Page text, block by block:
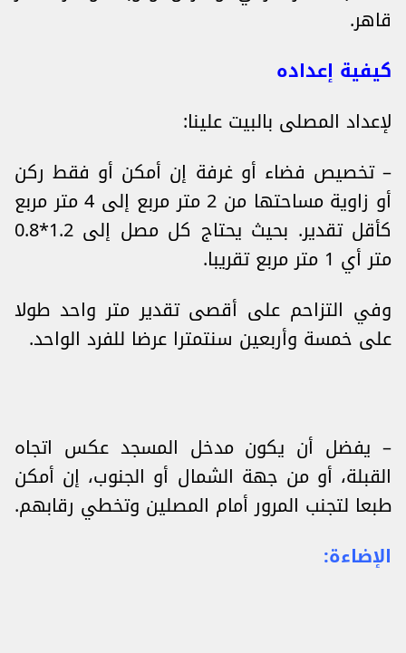
قاهر.
كيفية إعداده
لإعداد المصلى بالبيت علينا:
– تخصيص فضاء أو غرفة إن أمكن أو فقط ركن
أو زاوية مساحتها من 2 متر مربع إلى 4 متر مربع
كأقل تقدير. بحيث يحتاج كل مصل إلى 1.2*0.8
متر أي 1 متر مربع تقريبا.
وفي التزاحم على أقصى تقدير متر واحد طولا
على خمسة وأربعين سنتمترا عرضا للفرد الواحد.
– يفضل أن يكون مدخل المسجد عكس اتجاه
القبلة، أو من جهة الشمال أو الجنوب، إن أمكن
طبعا لتجنب المرور أمام المصلين وتخطي رقابهم.
الإضاءة: